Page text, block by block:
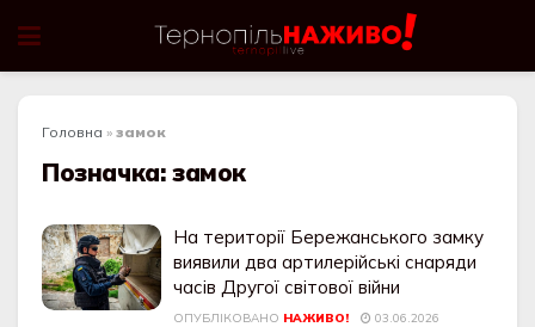
Головна » замок
Позначка: замок
На території Бережанського замку
виявили два артилерійські снаряди
часів Другої світової війни
ОПУБЛІКОВАНО НАЖИВО! 03.06.2026